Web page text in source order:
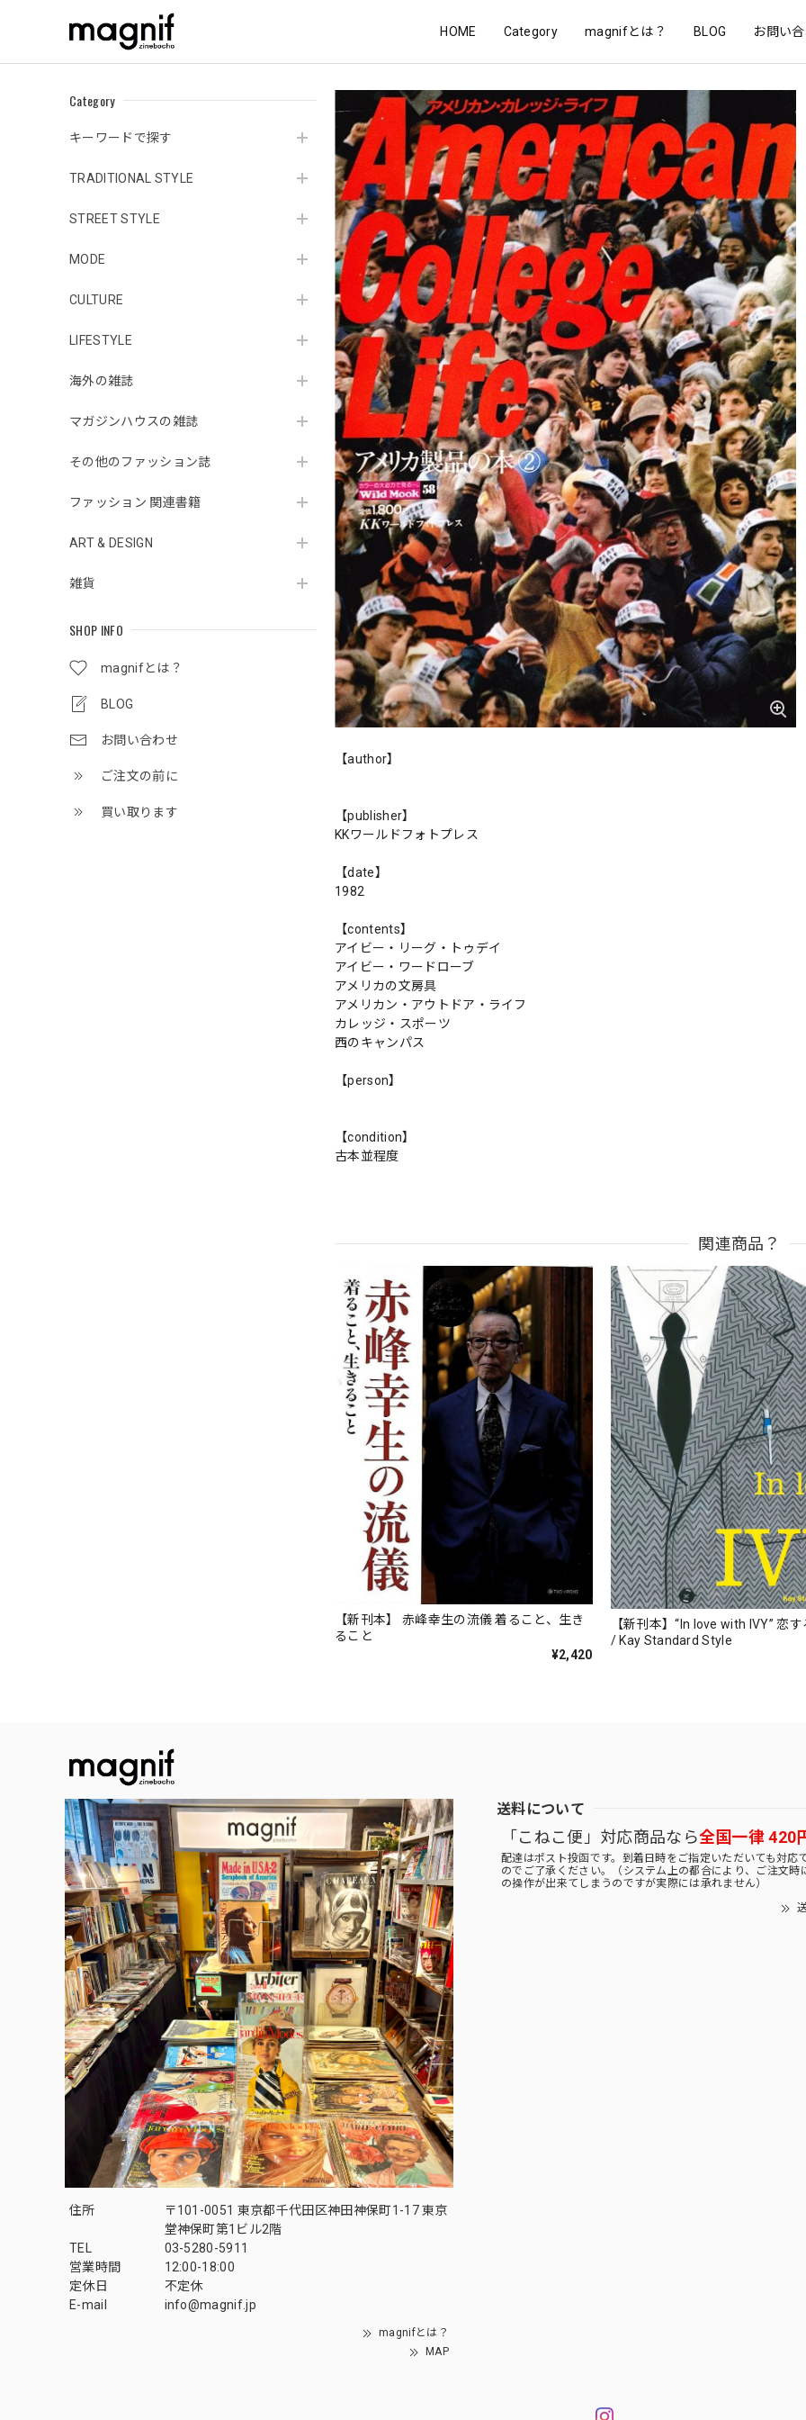
HOME Category magnifとは？ BLOG お問い
Category
キーワードで探す
TRADITIONAL STYLE
STREET STYLE
MODE
CULTURE
LIFESTYLE
海外の雑誌
マガジンハウスの雑誌
その他のファッション誌
ファッション 関連書籍
ART & DESIGN
雑貨
SHOP INFO
magnifとは？
BLOG
お問い合わせ
ご注文の前に
買い取ります
【author】
【publisher】
KKワールドフォトプレス
【date】
1982
【contents】
アイビー・リーグ・トゥデイ
アイビー・ワードローブ
アメリカの文房具
アメリカン・アウトドア・ライフ
カレッジ・スポーツ
西のキャンパス
【person】
【condition】
古本並程度
関連商品？
【新刊本】 赤峰幸生の流儀 着ること、生き
ること
¥2,420
【新刊本】“In love with IVY” 恋
/ Kay Standard Style
住所
〒101-0051 東京都千代田区神田神保町1-17 東京
堂神保町第1ビル2階
TEL
03-5280-5911
営業時間
12:00-18:00
定休日
不定休
E-mail
info@magnif.jp
magnifとは？
MAP
送料について
「こねこ便」対応商品なら全国一律 420
配達はポスト投函です。到着日時をご指定いただいても対応
のでご了承ください。（システム上の都合により、ご注文時
の操作が出来てしまうのですが実際には承れません）